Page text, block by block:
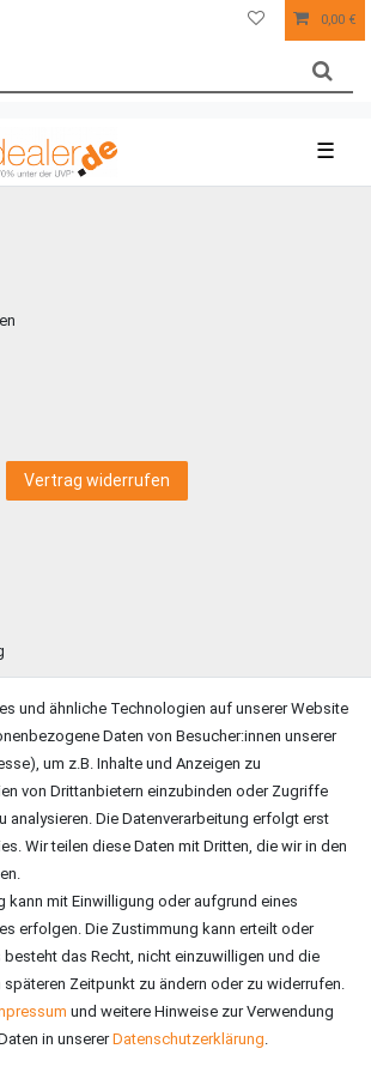
0,00 €
☰
Vertrag widerrufen
und ähnliche Technologien auf unserer Website
Daten von Besucher:innen unserer
um z.B. Inhalte und Anzeigen zu
von Drittanbietern einzubinden oder Zugriffe
analysieren. Die Datenverarbeitung erfolgt erst
Wir teilen diese Daten mit Dritten, die wir in den
kann mit Einwilligung oder aufgrund eines
erfolgen. Die Zustimmung kann erteilt oder
besteht das Recht, nicht einzuwilligen und die
Zeitpunkt zu ändern oder zu widerrufen.
und weitere Hinweise zur Verwendung
in unsererDaten­schutz­erklärung.